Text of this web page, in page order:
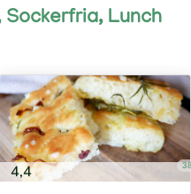
Sockerfria, Lunch
4,4